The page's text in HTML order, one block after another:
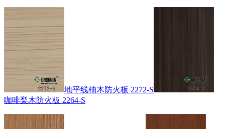
地平线柚木防火板 2272-S
咖啡梨木防火板 2264-S